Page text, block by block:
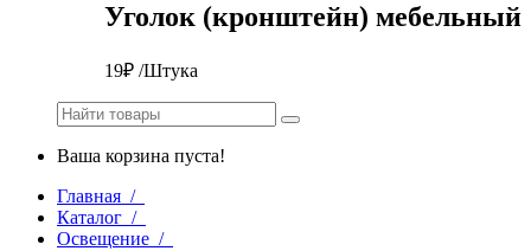
Уголок (кронштейн) мебельный
19₽ /Штука
Ваша корзина пуста!
Главная /
Каталог /
Освещение /